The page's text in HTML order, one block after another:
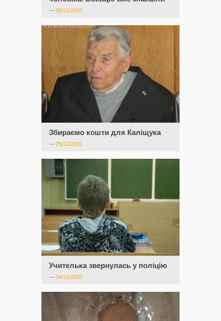
— 06/12/2020
Збираємо кошти для Каліщука
— 05/12/2020
Учителька звернулась у поліцію
— 04/12/2020